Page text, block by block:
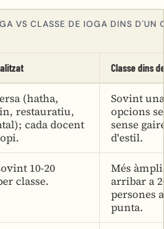
VS CLASSE DE IOGA DINS D'UN
Classe dins
(hatha,
restauratiu,
cada docent
Sovint
opcions
sense
d'estil.
10-20
classe.
Més
arribar a
persones
punta.